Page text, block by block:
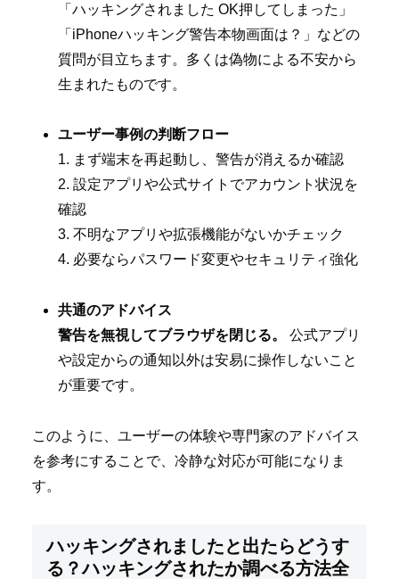
「ハッキングされました OK押してしまった」
「iPhoneハッキング警告本物画面は？」などの
質問が目立ちます。多くは偽物による不安から
生まれたものです。
ユーザー事例の判断フロー
1. まず端末を再起動し、警告が消えるか確認
2. 設定アプリや公式サイトでアカウント状況を
確認
3. 不明なアプリや拡張機能がないかチェック
4. 必要ならパスワード変更やセキュリティ強化
共通のアドバイス
警告を無視してブラウザを閉じる。
公式アプリ
や設定からの通知以外は安易に操作しないこと
が重要です。
このように、ユーザーの体験や専門家のアドバイス
を参考にすることで、冷静な対応が可能になりま
す。
ハッキングされましたと出たらどうす
る？ハッキングされたか調べる方法全